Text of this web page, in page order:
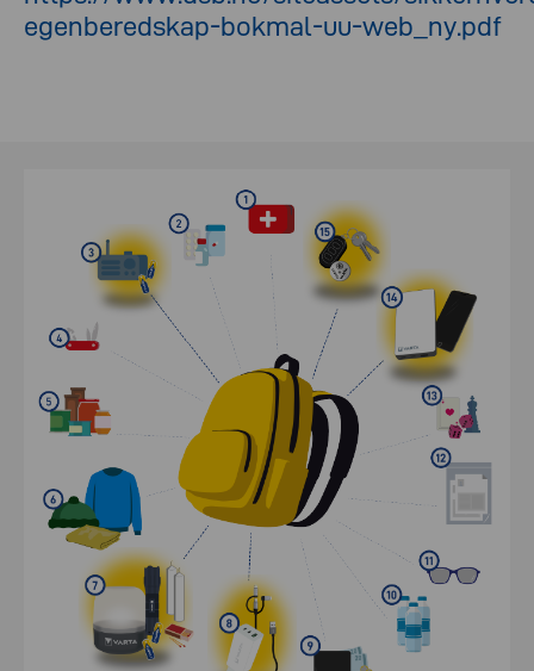
egenberedskap-bokmal-uu-web_ny.pdf